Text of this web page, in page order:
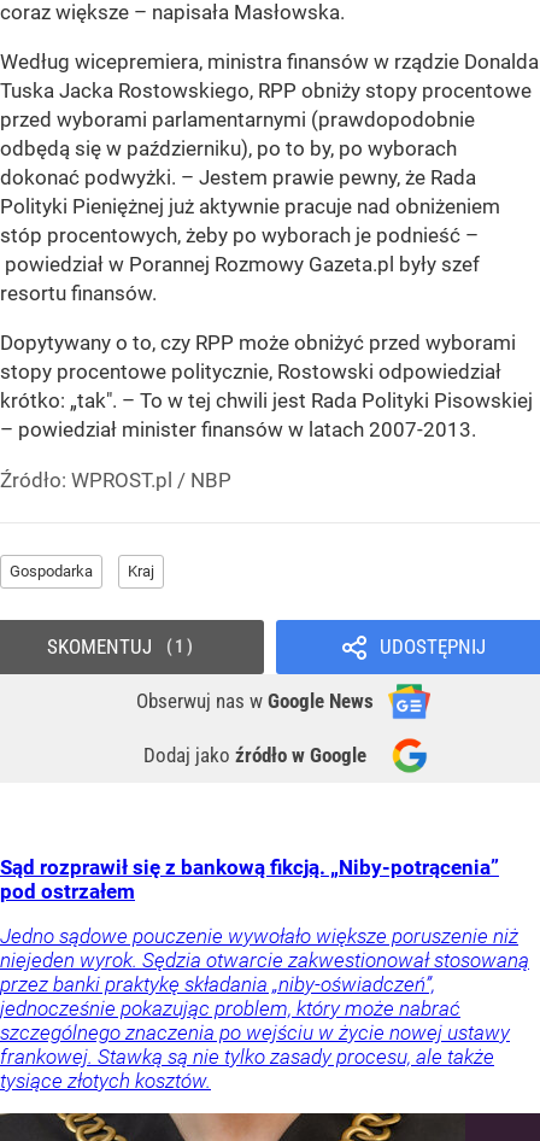
coraz większe – napisała Masłowska.
Według wicepremiera, ministra finansów w rządzie Donalda
Tuska Jacka Rostowskiego, RPP obniży stopy procentowe
przed wyborami parlamentarnymi (prawdopodobnie
odbędą się w październiku), po to by, po wyborach
dokonać podwyżki. – Jestem prawie pewny, że Rada
Polityki Pieniężnej już aktywnie pracuje nad obniżeniem
stóp procentowych, żeby po wyborach je podnieść –
powiedział w Porannej Rozmowy Gazeta.pl były szef
resortu finansów.
Dopytywany o to, czy RPP może obniżyć przed wyborami
stopy procentowe politycznie, Rostowski odpowiedział
krótko: „tak". – To w tej chwili jest Rada Polityki Pisowskiej
– powiedział minister finansów w latach 2007-2013.
Źródło: WPROST.pl / NBP
Gospodarka Kraj
UDOSTĘPNIJ
Obserwuj nas w Google News
Dodaj jako źródło w Google
SKOMENTUJ 1
Sąd rozprawił się z bankową fikcją. „Niby-potrącenia”
pod ostrzałem
Jedno sądowe pouczenie wywołało większe poruszenie niż
niejeden wyrok. Sędzia otwarcie zakwestionował stosowaną
przez banki praktykę składania „niby-oświadczeń”,
jednocześnie pokazując problem, który może nabrać
szczególnego znaczenia po wejściu w życie nowej ustawy
frankowej. Stawką są nie tylko zasady procesu, ale także
tysiące złotych kosztów.